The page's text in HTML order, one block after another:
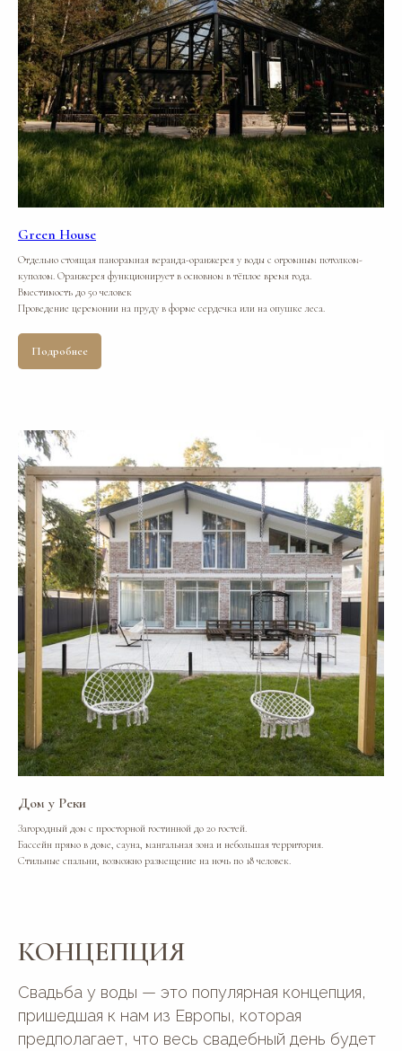
Green House
Отдельно стоящая панорамная веранда-оранжерея у воды с огромным потолком-
куполом. Оранжерея функционирует в основном в тёплое время года.
Вместимость до 50 человек
Проведение церемонии на пруду в форме сердечка или на опушке леса.
Подробнее
Дом у Реки
Загородный дом с просторной гостинной до 20 гостей.
Бассейн прямо в доме, сауна, мангальная зона и небольшая территория.
Стильные спальни, возможно размещение на ночь по 18 человек.
КОНЦЕПЦИЯ
Свадьба у воды — это популярная концепция,
пришедшая к нам из Европы, которая
предполагает, что весь свадебный день будет